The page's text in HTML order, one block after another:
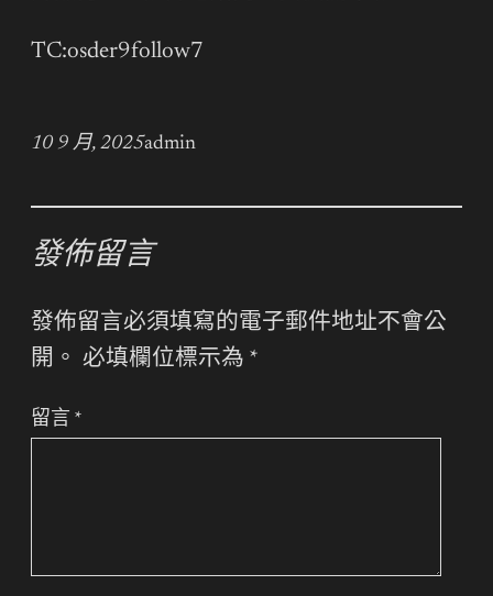
TC:osder9follow7
10 9 月, 2025admin
發佈留言
發佈留言必須填寫的電子郵件地址不會公
開。 必填欄位標示為 *
留言 *